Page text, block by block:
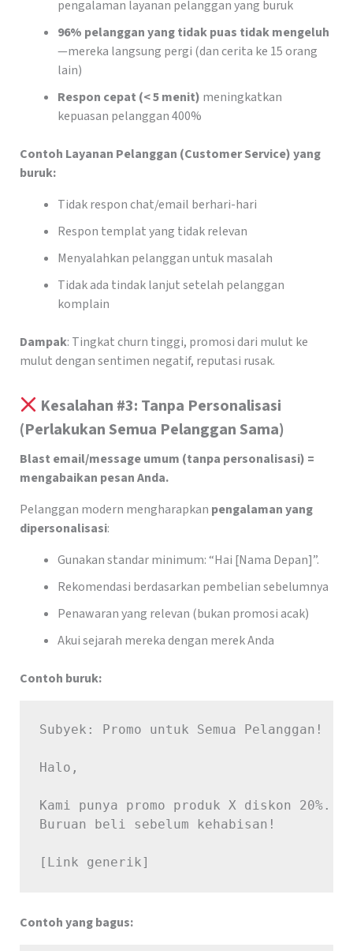
pengalaman layanan pelanggan yang buruk
96% pelanggan yang tidak puas tidak mengeluh
—mereka langsung pergi (dan cerita ke 15 orang
lain)
Respon cepat (< 5 menit) meningkatkan
kepuasan pelanggan 400%
Contoh Layanan Pelanggan (Customer Service) yang
buruk:
Tidak respon chat/email berhari-hari
Respon templat yang tidak relevan
Menyalahkan pelanggan untuk masalah
Tidak ada tindak lanjut setelah pelanggan
komplain
Dampak: Tingkat churn tinggi, promosi dari mulut ke
mulut dengan sentimen negatif, reputasi rusak.
Kesalahan #3: Tanpa Personalisasi
(Perlakukan Semua Pelanggan Sama)
Blast email/message umum (tanpa personalisasi) =
mengabaikan pesan Anda.
Pelanggan modern mengharapkan pengalaman yang
dipersonalisasi:
Gunakan standar minimum: “Hai [Nama Depan]”.
Rekomendasi berdasarkan pembelian sebelumnya
Penawaran yang relevan (bukan promosi acak)
Akui sejarah mereka dengan merek Anda
Contoh buruk:
Subyek: Promo untuk Semua Pelanggan!
Halo,
Kami punya promo produk X diskon 20%.
Buruan beli sebelum kehabisan!
Contoh yang bagus: